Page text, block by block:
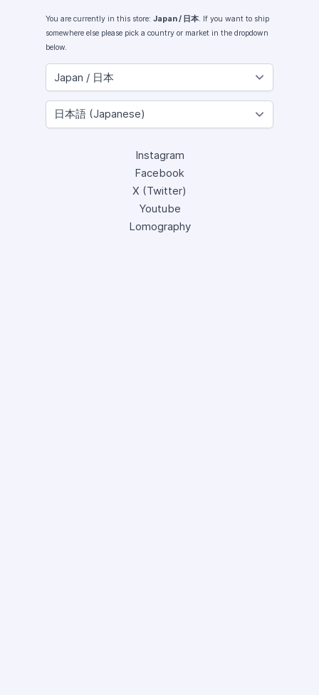
You are currently in this store: Japan / 日本. If you want to ship
somewhere else please pick a country or market in the dropdown
below.
Instagram
Facebook
X (Twitter)
Youtube
Lomography